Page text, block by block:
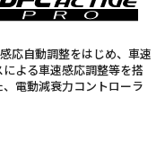
応自動調整をはじめ、車速
による車速感応調整等を搭
、電動減衰力コントローラ